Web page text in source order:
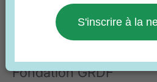
Newsletter
Fondation GRDF
S'inscrire à la